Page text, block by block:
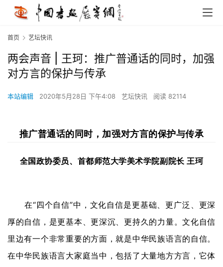
首页 艺坛快讯
两会声音 | 王珂：推广普通话的同时，加强
对方言的保护与传承
本站编辑 2020年5月28日 下午4:08 艺坛快讯 阅读 82114
推广普通话的同时，加强对方言的保护与传承
全国政协委员、首都师范大学美术学院副院长 王珂
在“四个自信”中，文化自信是更基础、更广泛、更深
厚的自信，是更基本、更深沉、更持久的力量。文化自信
里边有一个非常重要的方面，就是中华民族语言的自信。
在中华民族语言大家庭当中，包括了大量地方方言，它体